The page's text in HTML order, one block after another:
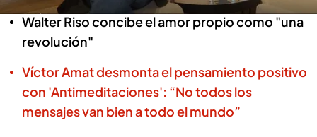
Walter Riso concibe el amor propio como "una
revolución"
Víctor Amat desmonta el pensamiento positivo
con 'Antimeditaciones': “No todos los
mensajes van bien a todo el mundo”